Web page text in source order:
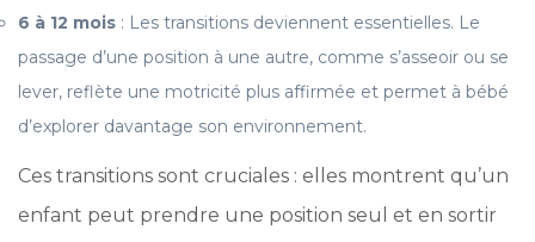
6 à 12 mois : Les transitions deviennent essentielles. Le
passage d’une position à une autre, comme s’asseoir ou se
lever, reflète une motricité plus affirmée et permet à bébé
d’explorer davantage son environnement.
Ces transitions sont cruciales : elles montrent qu’un
enfant peut prendre une position seul et en sortir